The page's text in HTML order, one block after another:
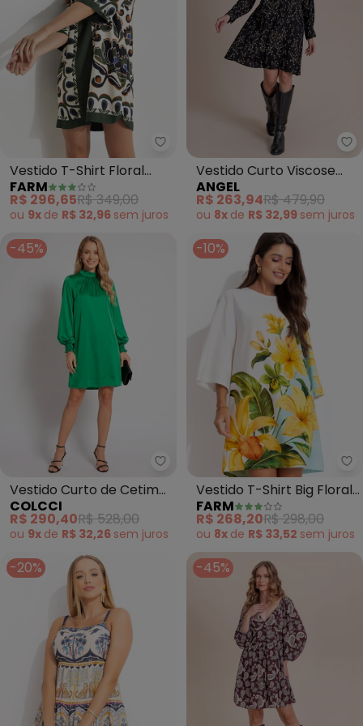
Farm - Vestido T-Shirt Floral
Vestido T-Shirt Floral
Arabesque (Verde)
FARM
R$ 296,65R$ 349,00
ou 9x de R$ 32,96 sem juros
Vestido Curto Viscose
Lurex (Preto)
ANGEL
R$ 263,94R$ 479,90
ou 8x de R$ 32,99 sem juros
-45%
Colcci - Vestido Curto de
Vestido Curto de Cetim
Mangas Longas (Verde)
COLCCI
R$ 290,40R$ 528,00
ou 9x de R$ 32,26 sem juros
-10%
Vestido T-Shirt Big Floral
Samanta (Azul)
FARM
R$ 268,20R$ 298,00
ou 8x de R$ 33,52 sem juros
-20% -45%